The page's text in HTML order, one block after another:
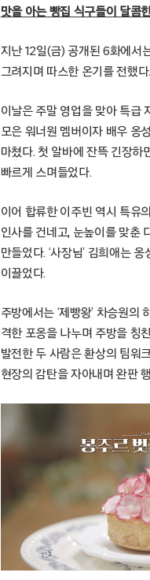
맛을 아는 빵집 식구들이 달콤
지난 12일(금) 공개된 6화에서
그려지며 따스한 온기를 전했다.
이날은 주말 영업을 맞아 특급
모은 워너원 멤버이자 배우 옹
마쳤다. 첫 알바에 잔뜩 긴장하
빠르게 스며들었다.
이어 합류한 이주빈 역시 특유
인사를 건네고, 눈높이를 맞춘
만들었다. ‘사장님’ 김희애는
이끌었다.
주방에서는 ‘제빵왕’ 차승원
격한 포옹을 나누며 주방을 칭
발전한 두 사람은 환상의 팀워
현장의 감탄을 자아내며 완판